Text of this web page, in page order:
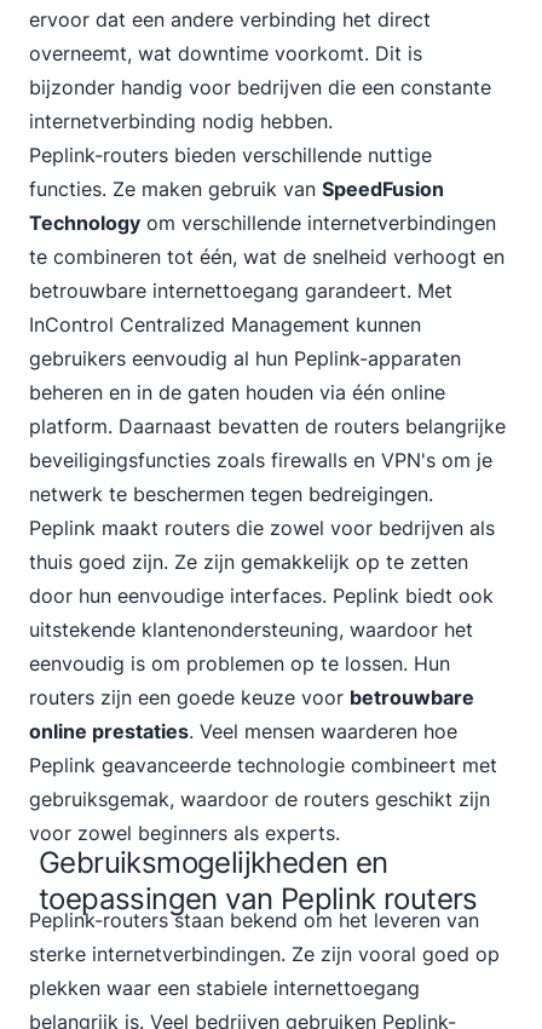
ervoor dat een andere verbinding het direct
overneemt, wat downtime voorkomt. Dit is
bijzonder handig voor bedrijven die een constante
internetverbinding nodig hebben.
Peplink-routers bieden verschillende nuttige
functies. Ze maken gebruik van SpeedFusion
Technology om verschillende internetverbindingen
te combineren tot één, wat de snelheid verhoogt en
betrouwbare internettoegang garandeert. Met
InControl Centralized Management kunnen
gebruikers eenvoudig al hun Peplink-apparaten
beheren en in de gaten houden via één online
platform. Daarnaast bevatten de routers belangrijke
beveiligingsfuncties zoals firewalls en VPN's om je
netwerk te beschermen tegen bedreigingen.
Peplink maakt routers die zowel voor bedrijven als
thuis goed zijn. Ze zijn gemakkelijk op te zetten
door hun eenvoudige interfaces. Peplink biedt ook
uitstekende klantenondersteuning, waardoor het
eenvoudig is om problemen op te lossen. Hun
routers zijn een goede keuze voor betrouwbare
online prestaties. Veel mensen waarderen hoe
Peplink geavanceerde technologie combineert met
gebruiksgemak, waardoor de routers geschikt zijn
voor zowel beginners als experts.
Gebruiksmogelijkheden en
toepassingen van Peplink routers
Peplink-routers staan bekend om het leveren van
sterke internetverbindingen. Ze zijn vooral goed op
plekken waar een stabiele internettoegang
belangrijk is. Veel bedrijven gebruiken Peplink-